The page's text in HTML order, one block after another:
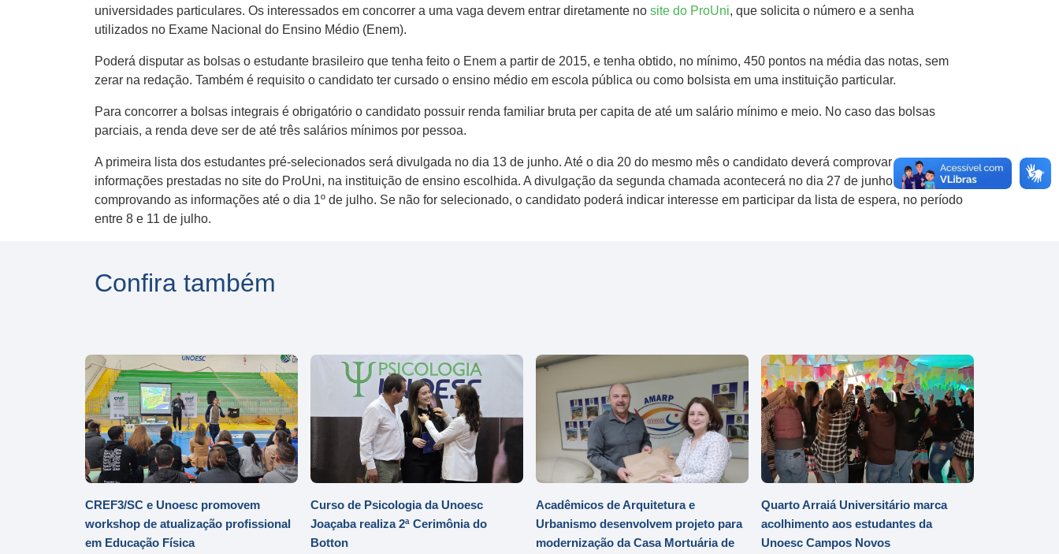
universidades particulares. Os interessados em concorrer a uma vaga devem entrar diretamente no site do ProUni, que solicita o número e a senha
utilizados no Exame Nacional do Ensino Médio (Enem).
Poderá disputar as bolsas o estudante brasileiro que tenha feito o Enem a partir de 2015, e tenha obtido, no mínimo, 450 pontos na média das notas, sem
zerar na redação. Também é requisito o candidato ter cursado o ensino médio em escola pública ou como bolsista em uma instituição particular.
Para concorrer a bolsas integrais é obrigatório o candidato possuir renda familiar bruta per capita de até um salário mínimo e meio. No caso das bolsas
parciais, a renda deve ser de até três salários mínimos por pessoa.
A primeira lista dos estudantes pré-selecionados será divulgada no dia 13 de junho. Até o dia 20 do mesmo mês o candidato deverá comprovar as
informações prestadas no site do ProUni, na instituição de ensino escolhida. A divulgação da segunda chamada acontecerá no dia 27 de junho,
comprovando as informações até o dia 1º de julho. Se não for selecionado, o candidato poderá indicar interesse em participar da lista de espera, no período
entre 8 e 11 de julho.
Confira também
CREF3/SC e Unoesc promovem
workshop de atualização profissional
em Educação Física
Curso de Psicologia da Unoesc
Joaçaba realiza 2ª Cerimônia do
Botton
Acadêmicos de Arquitetura e
Urbanismo desenvolvem projeto para
modernização da Casa Mortuária de
Quarto Arraiá Universitário marca
acolhimento aos estudantes da
Unoesc Campos Novos